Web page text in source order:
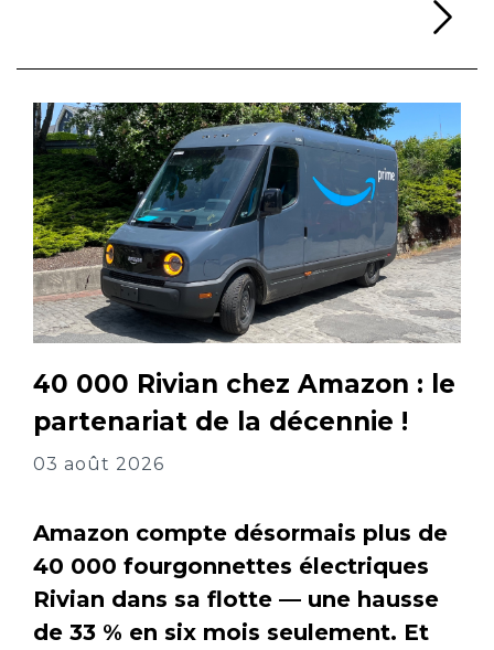
40 000 Rivian chez Amazon : le
partenariat de la décennie !
03 août 2026
Amazon compte désormais plus de
40 000 fourgonnettes électriques
Rivian dans sa flotte — une hausse
de 33 % en six mois seulement. Et